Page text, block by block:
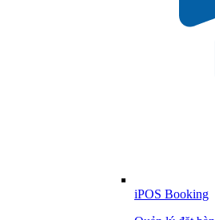
iPOS Booking